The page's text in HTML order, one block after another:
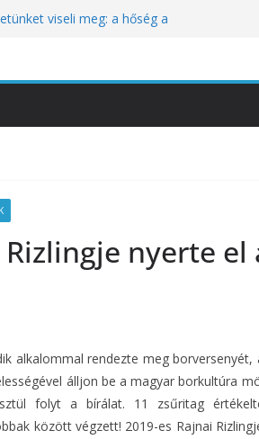
viseli meg: a hőség a
Sajtóesemény
nyerte el
alkalommal rendezte meg borversenyét,
álljon be a magyar borkultúra
folyt a bírálat. 11 zsűritag
között végzett! 2019-es Rajnai